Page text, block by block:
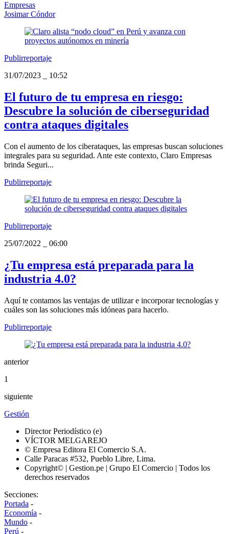
Empresas
Josimar Cóndor
Publirreportaje
31/07/2023
10:52
El futuro de tu empresa en riesgo:
Descubre la solución de ciberseguridad
contra ataques digitales
Con el aumento de los ciberataques, las empresas buscan soluciones
integrales para su seguridad. Ante este contexto, Claro Empresas
brinda Seguri...
Publirreportaje
Publirreportaje
25/07/2022
06:00
¿Tu empresa está preparada para la
industria 4.0?
Aquí te contamos las ventajas de utilizar e incorporar tecnologías y
cuáles son las soluciones más idóneas para hacerlo.
Publirreportaje
anterior
1
siguiente
Gestión
Director Periodístico (e)
VÍCTOR MELGAREJO
© Empresa Editora El Comercio S.A.
Calle Paracas #532, Pueblo Libre, Lima.
Copyright© | Gestion.pe | Grupo El Comercio | Todos los
derechos reservados
Secciones:
Portada -
Economía -
Mundo -
Perú -